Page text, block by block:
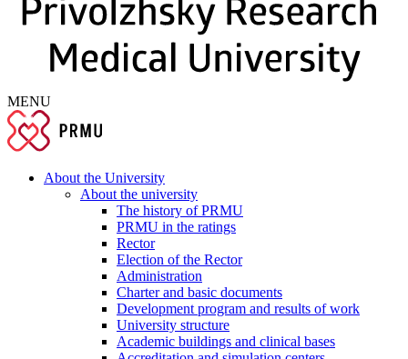
MENU
About the University
About the university
The history of PRMU
PRMU in the ratings
Rector
Election of the Rector
Administration
Charter and basic documents
Development program and results of work
University structure
Academic buildings and clinical bases